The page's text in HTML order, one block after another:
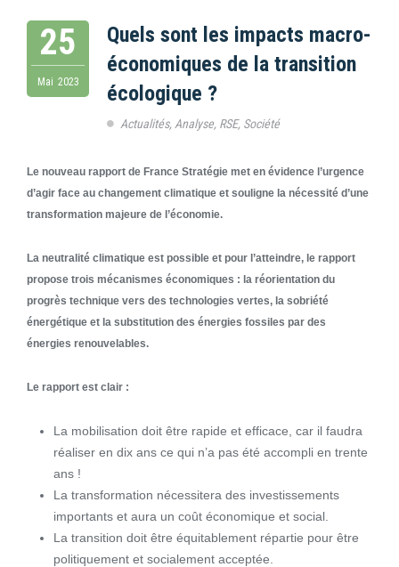
25
Mai 2023
Quels sont les impacts macro-
économiques de la transition
écologique ?
Actualités, Analyse, RSE, Société
Le nouveau rapport de France Stratégie met en évidence l’urgence
d’agir face au changement climatique et souligne la nécessité d’une
transformation majeure de l’économie.
La neutralité climatique est possible et pour l’atteindre, le rapport
propose trois mécanismes économiques : la réorientation du
progrès technique vers des technologies vertes, la sobriété
énergétique et la substitution des énergies fossiles par des
énergies renouvelables.
Le rapport est clair :
La mobilisation doit être rapide et efficace, car il faudra
réaliser en dix ans ce qui n’a pas été accompli en trente
ans !
La transformation nécessitera des investissements
importants et aura un coût économique et social.
La transition doit être équitablement répartie pour être
politiquement et socialement acceptée.